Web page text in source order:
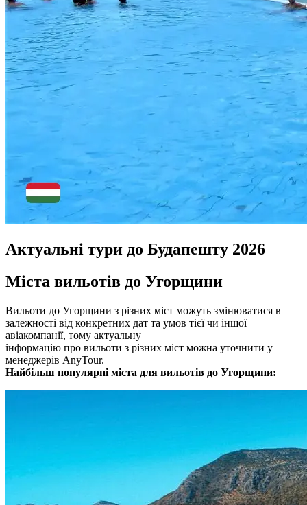
Актуальні тури до Будапешту 2026
Міста вильотів до Угорщини
Вильоти до Угорщини з різних міст можуть змінюватися в
залежності від конкретних дат та умов тієї чи іншої
авіакомпанії, тому актуальну
інформацію про вильоти з різних міст можна уточнити у
менеджерів AnyTour.
Найбільш популярні міста для вильотів до Угорщини: